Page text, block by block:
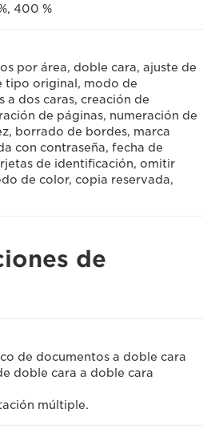
400 %
por área, doble cara, ajuste de
tipo original, modo de
a dos caras, creación de
de páginas, numeración de
borrado de bordes, marca
con contraseña, fecha de
de identificación, omitir
de color, copia reservada,
de
de documentos a doble cara
doble cara a doble cara
múltiple.